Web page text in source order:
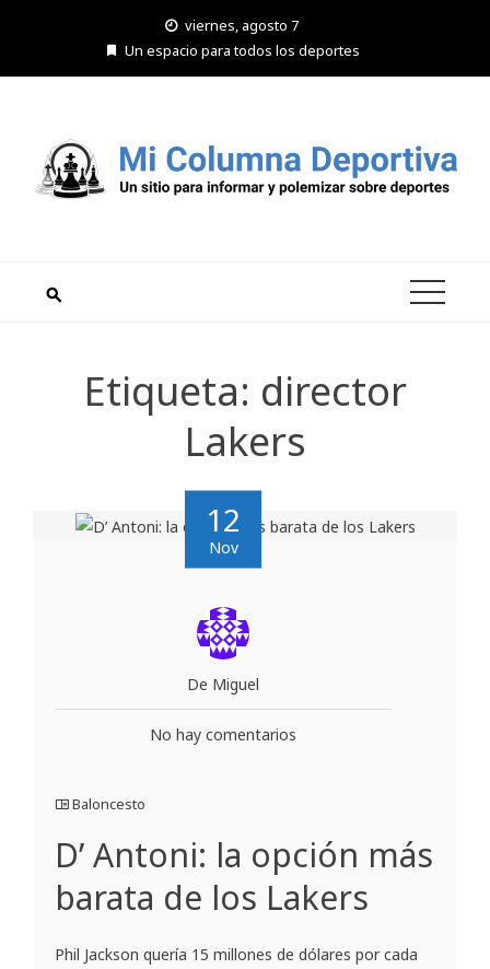
viernes, agosto 7
Un espacio para todos los deportes
Etiqueta: director
Lakers
12
Nov
De Miguel
No hay comentarios
Baloncesto
D’ Antoni: la opción más
barata de los Lakers
Phil Jackson quería 15 millones de dólares por cada